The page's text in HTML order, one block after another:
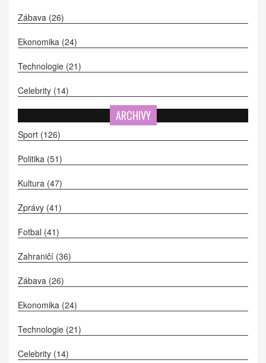
Zábava (26)
Ekonomika (24)
Technologie (21)
Celebrity (14)
ARCHIVY
Sport (126)
Politika (51)
Kultura (47)
Zprávy (41)
Fotbal (41)
Zahraničí (36)
Zábava (26)
Ekonomika (24)
Technologie (21)
Celebrity (14)